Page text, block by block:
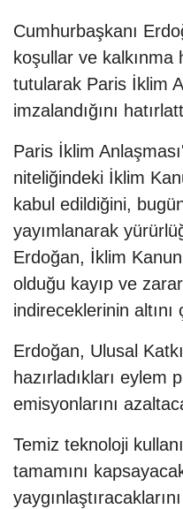
Cumhurbaşkanı
koşullar ve
tutularak Paris İklim
imzalandığını
Paris İklim
niteliğindeki İklim
kabul edildiğini,
yayımlanarak
Erdoğan, İklim
olduğu kayıp ve
indireceklerinin altını
Erdoğan, Ulusal
hazırladıkları eylem
emisyonlarını
Temiz teknoloji
tamamını